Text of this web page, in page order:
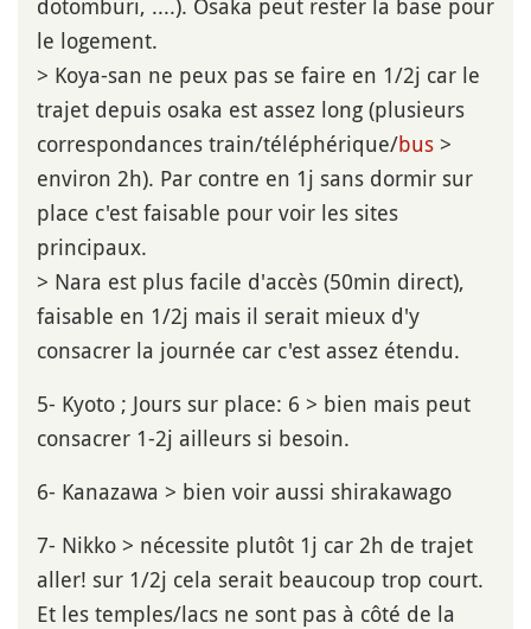
le logement.
> Koya-san ne peux pas se faire en 1/2j car le
trajet depuis osaka est assez long (plusieurs
correspondances train/téléphérique/bus >
environ 2h). Par contre en 1j sans dormir sur
place c'est faisable pour voir les sites
principaux.
> Nara est plus facile d'accès (50min direct),
faisable en 1/2j mais il serait mieux d'y
consacrer la journée car c'est assez étendu.
5- Kyoto ; Jours sur place: 6 > bien mais peut
consacrer 1-2j ailleurs si besoin.
6- Kanazawa > bien voir aussi shirakawago
7- Nikko > nécessite plutôt 1j car 2h de trajet
aller! sur 1/2j cela serait beaucoup trop court.
Et les temples/lacs ne sont pas à côté de la